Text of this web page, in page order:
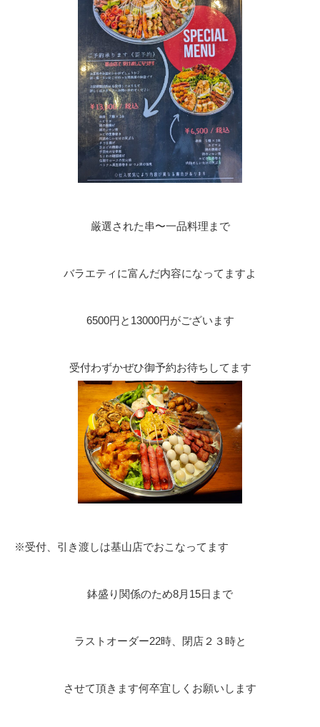
厳選された串〜一品料理まで
バラエティに富んだ内容になってますよ
6500円と13000円がございます
受付わずかぜひ御予約お待ちしてます
※受付、引き渡しは基山店でおこなってます
鉢盛り関係のため8月15日まで
ラストオーダー22時、閉店２３時と
させて頂きます何卒宜しくお願いします